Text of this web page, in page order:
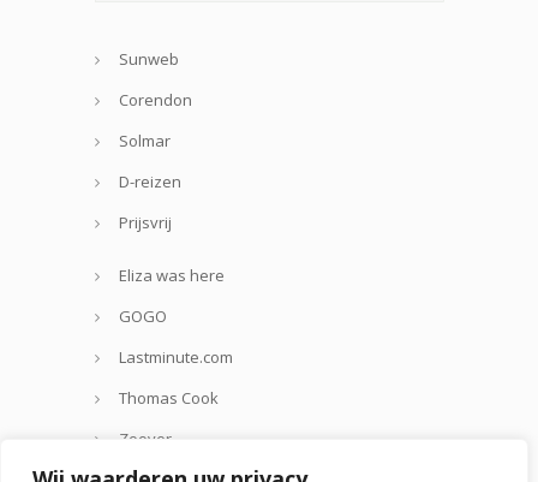
Sunweb
Corendon
Solmar
D-reizen
Prijsvrij
Eliza was here
GOGO
Lastminute.com
Thomas Cook
Zoover